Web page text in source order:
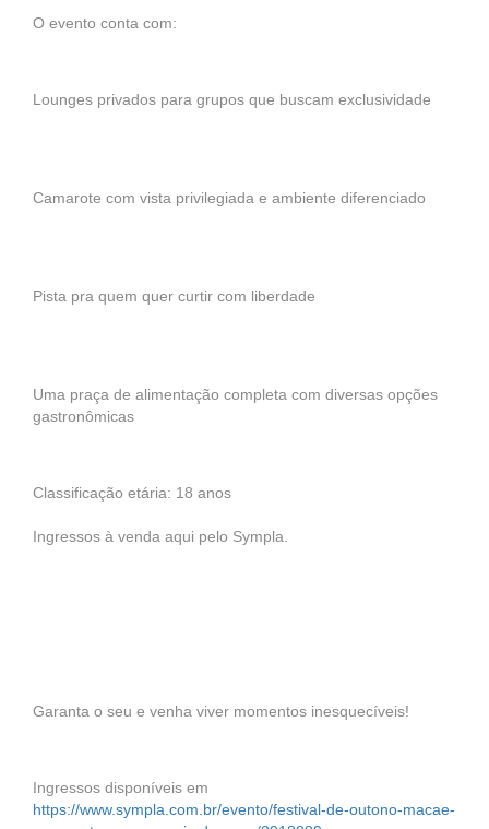
O evento conta com:
Lounges privados para grupos que buscam exclusividade
Camarote com vista privilegiada e ambiente diferenciado
Pista pra quem quer curtir com liberdade
Uma praça de alimentação completa com diversas opções
gastronômicas
Classificação etária: 18 anos
Ingressos à venda aqui pelo Sympla.
Garanta o seu e venha viver momentos inesquecíveis!
Ingressos disponíveis em
https://www.sympla.com.br/evento/festival-de-outono-macae-